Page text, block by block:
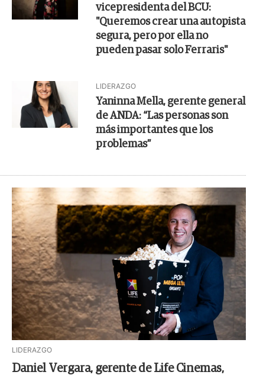
vicepresidenta del BCU:
"Queremos crear una autopista
segura, pero por ella no
pueden pasar solo Ferraris"
LIDERAZGO
Yaninna Mella, gerente general
de ANDA: “Las personas son
más importantes que los
problemas”
LIDERAZGO
Daniel Vergara, gerente de Life Cinemas,